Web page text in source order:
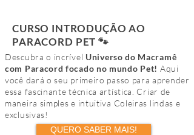
CURSO INTRODUÇÃO AO
PARACORD PET 🐾
Descubra o incrível Universo do Macramê
com Paracord focado no mundo Pet! Aqui
você dará o seu primeiro passo para aprender
essa fascinante técnica artística. Criar de
maneira simples e intuitiva Coleiras lindas e
exclusivas!
QUERO SABER MAIS!